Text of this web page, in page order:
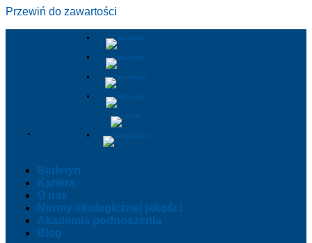
Przewiń do zawartości
Biuletyn
Kariera
O nas
Normy ekologicznej jakości
Akademia podnoszenia
Blog